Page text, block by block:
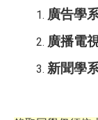
廣告學
廣播電
新聞學